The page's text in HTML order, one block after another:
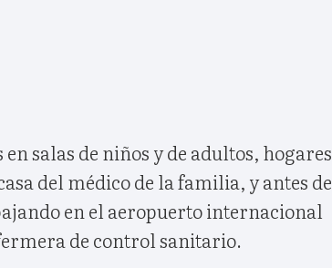
salas de niños y de adultos, hogares
del médico de la familia, y antes de
en el aeropuerto internacional
de control sanitario.